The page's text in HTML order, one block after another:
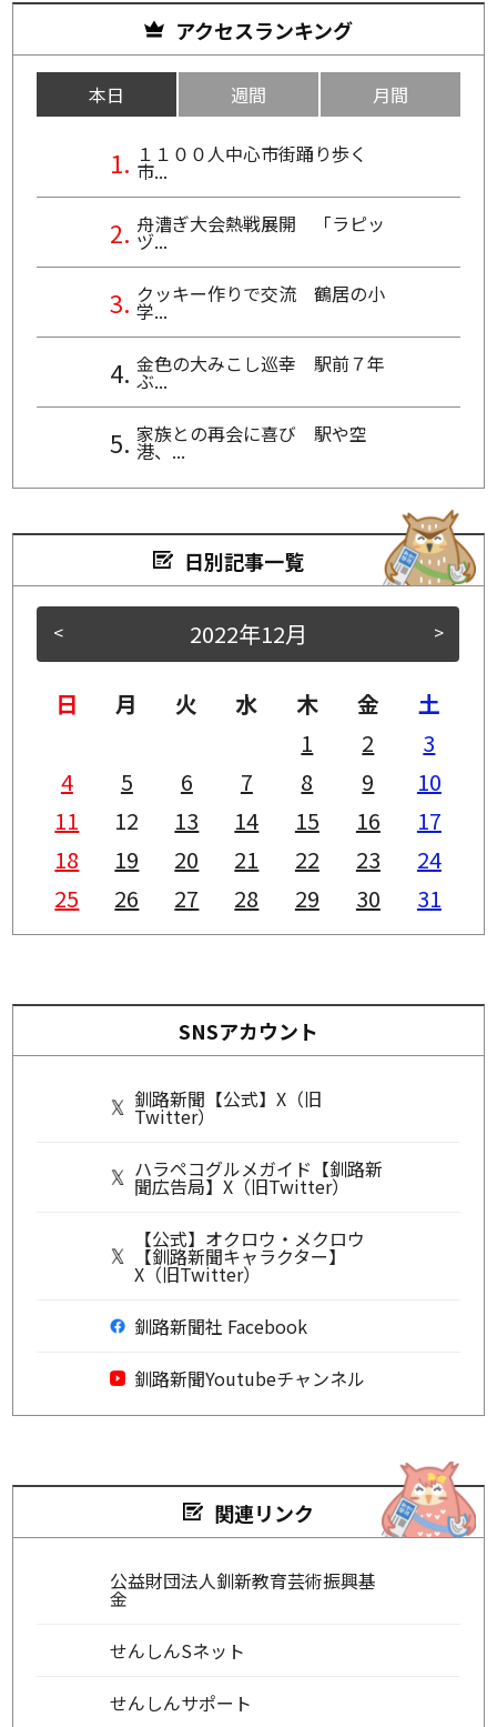
アクセスランキング
本日 週間 月間
１１００人中心市街踊り歩く
市...
舟漕ぎ大会熱戦展開 「ラピッ
ヅ...
クッキー作りで交流 鶴居の小
学...
金色の大みこし巡幸 駅前７年
ぶ...
家族との再会に喜び 駅や空
港、...
日別記事一覧
< >
2022年12月
日 月 火 水 木 金
土
1
2
3
4
5 6 7 8 9
10
11
12 13 14 15 16
17
18
19 20 21 22 23
24
25
26 27 28 29 30 31
SNSアカウント
釧路新聞【公式】X（旧
Twitter）
ハラペコグルメガイド【釧路新
聞広告局】X（旧Twitter）
【公式】オクロウ・メクロウ
【釧路新聞キャラクター】
X（旧Twitter）
釧路新聞社 Facebook
釧路新聞Youtubeチャンネル
関連リンク
公益財団法人釧新教育芸術振興基
金
せんしんSネット
せんしんサポート